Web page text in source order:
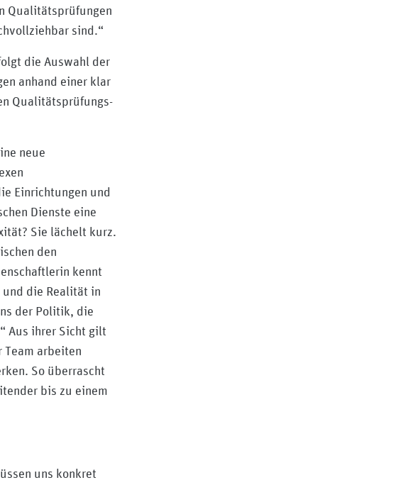
Qualitätsprüfungen
sind.“
die Auswahl der
anhand einer klar
Qualitätsprüfungs-
neue
Einrichtungen und
Dienste eine
Sie lächelt kurz.
den
kennt
und die Realität in
der Politik, die
Aus ihrer Sicht gilt
arbeiten
So überrascht
bis zu einem
uns konkret